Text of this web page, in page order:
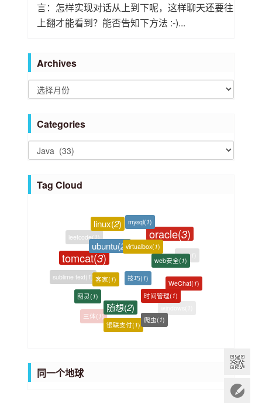
言：怎样实现对话从上到下呢，这样聊天还要往
上翻才能看到？能否告知下方法 :-)...
Archives
r
c
h
v
e
s
Categories
a
t
e
Tag Cloud
linux(2) mysql(1)
oracle(3)
php( 1
sublime text( 1)
tomcat(3)
ubuntu(2)virtualbox(1)
web安全(1)
WeChat(1)
wordpress(1)
三体( 1)
图灵(1)
客家
时间管理(1)
爬虫(1)
银联支付(1)
同一个地球